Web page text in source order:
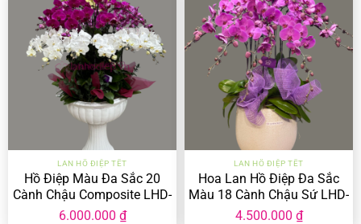
LAN HỒ ĐIỆP TẾT
Hồ Điệp Màu Đa Sắc 20
Cành Chậu Composite LHD-
MĐ-20-CC-01
6.000.000 ₫
LAN HỒ ĐIỆP TẾT
Hoa Lan Hồ Điệp Đa Sắc
Màu 18 Cành Chậu Sứ LHD-
ĐS-18-CS-02
4.500.000 ₫